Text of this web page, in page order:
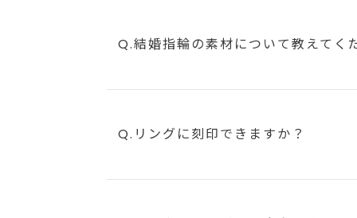
Q.結婚指輪の素材について教えてく
Q.リングに刻印できますか？